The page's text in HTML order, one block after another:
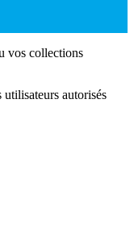
vos collections
autorisés